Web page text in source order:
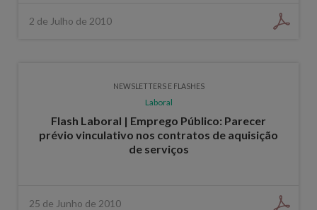
2 de Julho de 2010
NEWSLETTERS E FLASHES
Laboral
Flash Laboral | Emprego Público: Parecer
prévio vinculativo nos contratos de aquisição
de serviços
25 de Junho de 2010